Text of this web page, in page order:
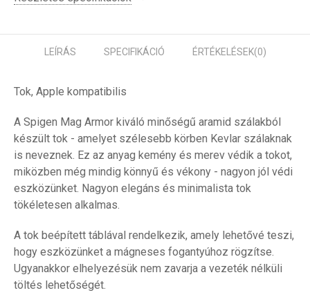
LEÍRÁS SPECIFIKÁCIÓ ÉRTÉKELÉSEK(0)
Tok, Apple kompatibilis
A Spigen Mag Armor kiváló minőségű aramid szálakból
készült tok - amelyet szélesebb körben Kevlar szálaknak
is neveznek. Ez az anyag kemény és merev védik a tokot,
miközben még mindig könnyű és vékony - nagyon jól védi
eszközünket. Nagyon elegáns és minimalista tok
tökéletesen alkalmas.
A tok beépített táblával rendelkezik, amely lehetővé teszi,
hogy eszközünket a mágneses fogantyúhoz rögzítse.
Ugyanakkor elhelyezésük nem zavarja a vezeték nélküli
töltés lehetőségét.